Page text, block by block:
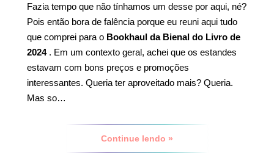
Fazia tempo que não tínhamos um desse por aqui, né?
Pois então bora de falência porque eu reuni aqui tudo
que comprei para o Bookhaul da Bienal do Livro de
2024. Em um contexto geral, achei que os estandes
estavam com bons preços e promoções
interessantes. Queria ter aproveitado mais? Queria.
Mas so…
Continue lendo »